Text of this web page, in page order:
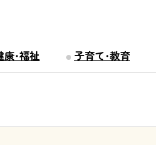
康・福祉 子育て・教育